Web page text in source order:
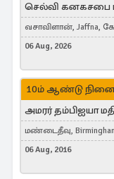
செல்வி கனகசபை
வசாவிளான், Jaffna,
கிழக்கு
06 Aug, 2026
10ம் ஆண்டு
அமரர் தம்பிஐயா
மண்டைதீவு,
Kingdom
06 Aug, 2016